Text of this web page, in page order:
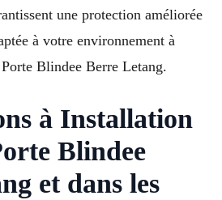
une protection améliorée
à votre environnement à
Blindee Berre Letang.
à Installation
Blindee
et dans les